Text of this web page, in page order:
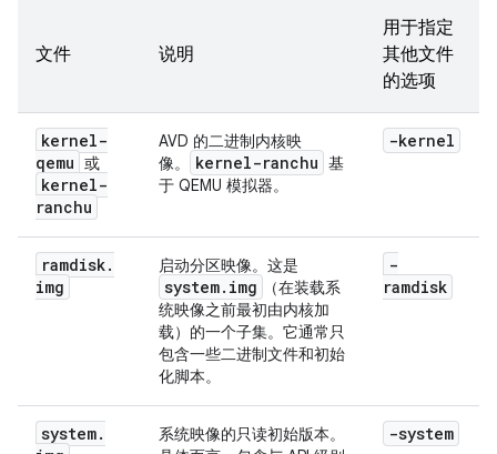
文件 说明
用于指定
其他文件
的选项
kernel-
qemu 或
kernel-
ranchu
AVD 的二进制内核映
像。
kernel-ranchu 基
于 QEMU 模拟器。
-kernel
ramdisk.
img
启动分区映像。这是
system. img
（在装载系
统映像之前最初由内核加
载）的一个子集。它通常只
包含一些二进制文件和初始
化脚本。
-
ramdisk
system.
系统映像的只读初始版本。
-system